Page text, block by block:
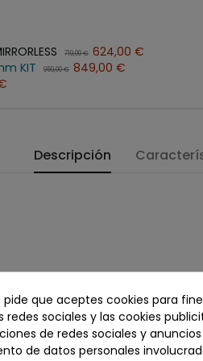
719,00 € 624,00 €
KIT
959,00 € 849,00 €
Descripción
es una cámara sin espejo
pequeña y ligera que la EOS
resolución y videos UHD 4K.
que aceptes cookies para
redes sociales y las cookies
de redes sociales y
de datos personales